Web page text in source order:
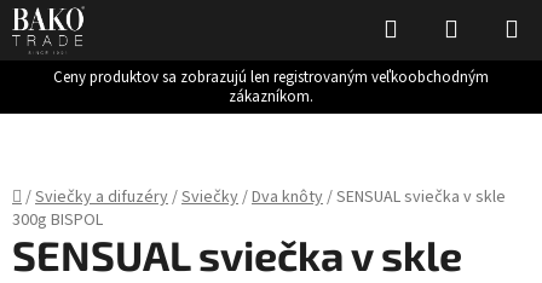
Ceny produktov sa zobrazujú len registrovaným veľkoobchodným
zákazníkom.
Hľadať
KOŠÍK
Domov
/Sviečky a difuzéry/Sviečky/Dva knôty/SENSUAL sviečka v skle
300g BISPOL
SENSUAL sviečka v skle